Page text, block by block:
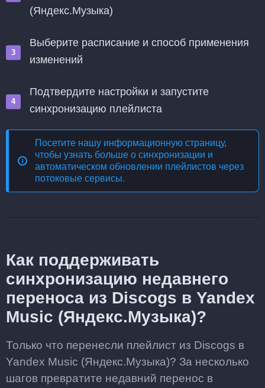
(Яндекс.Музыка)
Выберите расписание и способ применения
изменений
Подтвердите настройки и запустите
синхронизацию плейлиста
Посетите нашу информационную страницу,
чтобы узнать больше о синхронизации и
автоматическом обновлении плейлистов через
потоковые сервисы.
Как поддерживать
синхронизацию недавнего
переноса из Discogs в Yandex
Music (Яндекс.Музыка)?
Только что перенесли плейлист из Discogs в
Yandex Music (Яндекс.Музыка)? За несколько
шагов превратите недавний перенос в